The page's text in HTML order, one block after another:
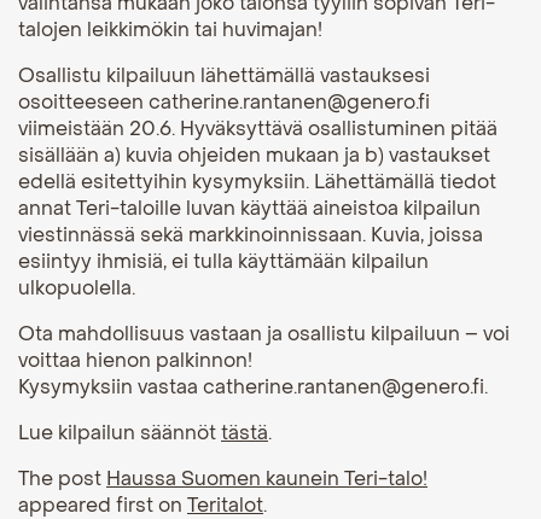
talojen leikkimökin tai huvimajan!
Osallistu kilpailuun lähettämällä vastauksesi
osoitteeseen catherine.rantanen@genero.fi
viimeistään 20.6. Hyväksyttävä osallistuminen pitää
sisällään a) kuvia ohjeiden mukaan ja b) vastaukset
edellä esitettyihin kysymyksiin. Lähettämällä tiedot
annat Teri-taloille luvan käyttää aineistoa kilpailun
viestinnässä sekä markkinoinnissaan. Kuvia, joissa
esiintyy ihmisiä, ei tulla käyttämään kilpailun
ulkopuolella.
Ota mahdollisuus vastaan ja osallistu kilpailuun – voi
voittaa hienon palkinnon!
Kysymyksiin vastaa catherine.rantanen@genero.fi.
Lue kilpailun säännöttästä.
The post Haussa Suomen kaunein Teri-talo!
appeared first on Teritalot.